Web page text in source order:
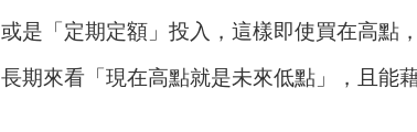
或是「定期定額」投入，這樣即使買在高點，
長期來看「現在高點就是未來低點」，且能